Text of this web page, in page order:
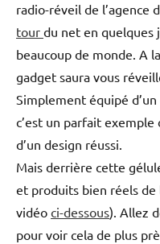
radio-réveil de l’agence
tour du net en quelques
beaucoup de monde. A
gadget saura vous
Simplement équipé d’un
c’est un parfait
d’un design réussi.
Mais derrière cette
et produits bien réels
vidéo ci-dessous). Allez
pour voir cela de plus